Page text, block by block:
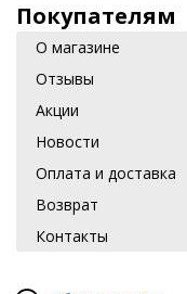
Покупателям
О магазине
Отзывы
Акции
Новости
Оплата и доставка
Возврат
Контакты